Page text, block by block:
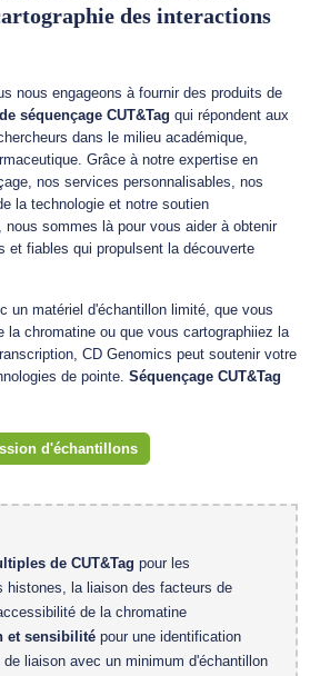
des interactions
nous engageons à fournir des produits de
séquençage CUT&Tag qui répondent aux
dans le milieu académique,
Grâce à notre expertise en
nos services personnalisables, nos
la technologie et notre soutien
nous sommes là pour vous aider à obtenir
et fiables qui propulsent la découverte
un matériel d'échantillon limité, que vous
la chromatine ou que vous cartographiiez la
CD Genomics peut soutenir votre
de pointe. Séquençage CUT&Tag
d'échantillons
de CUT&Tag pour les
histones, la liaison des facteurs de
de la chromatine
et sensibilité pour une identification
liaison avec un minimum d'échantillon